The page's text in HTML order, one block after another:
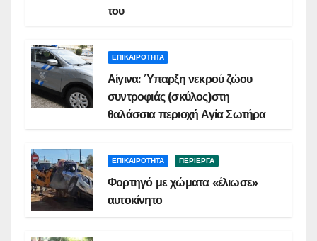
του
ΕΠΙΚΑΙΡΟΤΗΤΑ
Αίγινα: Ύπαρξη νεκρού ζώου
συντροφιάς (σκύλος)στη
θαλάσσια περιοχή Αγία Σωτήρα
ΕΠΙΚΑΙΡΟΤΗΤΑ ΠΕΡΙΕΡΓΑ
Φορτηγό με χώματα «έλιωσε»
αυτοκίνητο